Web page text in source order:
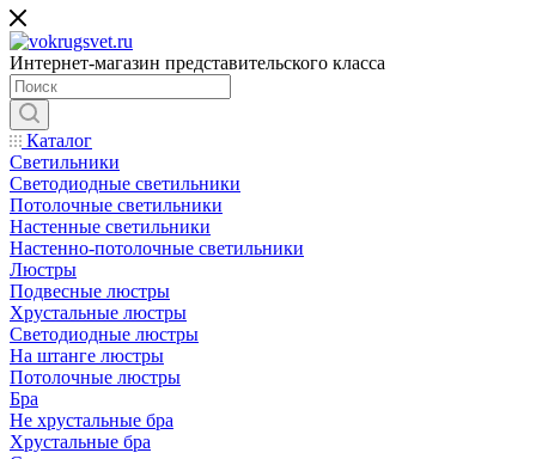
Интернет-магазин представительского класса
Каталог
Светильники
Светодиодные светильники
Потолочные светильники
Настенные светильники
Настенно-потолочные светильники
Люстры
Подвесные люстры
Хрустальные люстры
Светодиодные люстры
На штанге люстры
Потолочные люстры
Бра
Не хрустальные бра
Хрустальные бра